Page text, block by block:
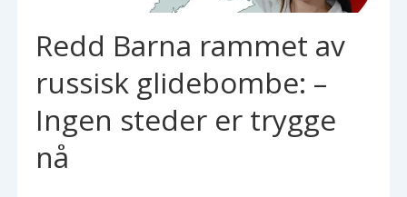
Redd Barna rammet av
russisk glidebombe: –
Ingen steder er trygge
nå